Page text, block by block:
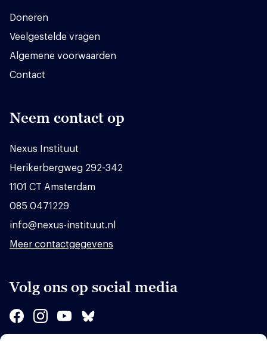
Doneren
Veelgestelde vragen
Algemene voorwaarden
Contact
Neem contact op
Nexus Instituut
Herikerbergweg 292-342
1101 CT Amsterdam
085 0471229
info@nexus-instituut.nl
Meer contactgegevens
Volg ons op social media